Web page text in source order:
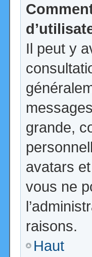
Il peut y
grande,
avatars
vous ne
raisons.
Haut